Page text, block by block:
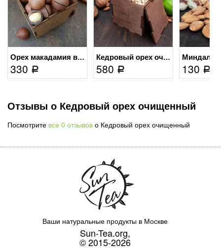
Орех макадамия в скорлупе...
330 Р
Кедровый орех очищенный (Box)
580 Р
Миндаль
130 Р
Отзывы о Кедровый орех очищенный
Посмотрите все 0 отзывов о Кедровый орех очищенный
Ваши натуральные продукты в Москве
Sun-Tea.org,
© 2015-2026